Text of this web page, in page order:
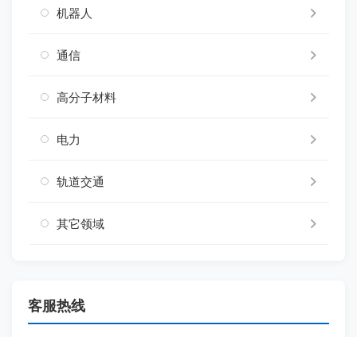
机器人
通信
高分子材料
电力
轨道交通
其它领域
客服热线